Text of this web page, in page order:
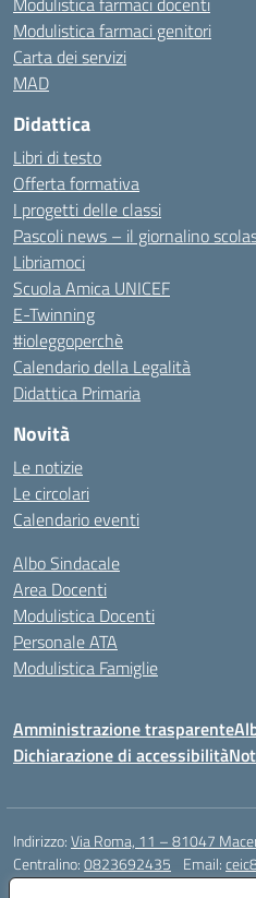
Modulistica farmaci genitori
Carta dei servizi
MAD
Didattica
Libri di testo
Offerta formativa
I progetti delle classi
Pascoli news – il giornalino
Libriamoci
Scuola Amica UNICEF
E-Twinning
#ioleggoperchè
Calendario della Legalità
Didattica Primaria
Novità
Le notizie
Le circolari
Calendario eventi
Albo Sindacale
Area Docenti
Modulistica Docenti
Personale ATA
Modulistica Famiglie
Amministrazione trasparente
Dichiarazione di accessibilità
Indirizzo:Via Roma, 11 – 81047
Centralino:0823692435 Email:
Posta elettronica certificata (PEC):